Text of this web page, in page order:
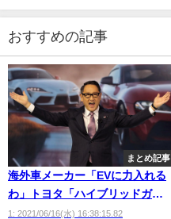
おすすめの記事
まとめ記事
海外車メーカー「EVに力入れる
わ」トヨタ「ハイブリッドガソ
リン水素頑張るわ」
1: 2021/06/16(水) 16:38:15.82